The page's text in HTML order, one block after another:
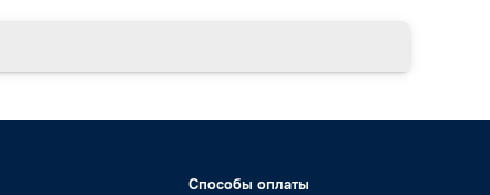
Способы оплаты